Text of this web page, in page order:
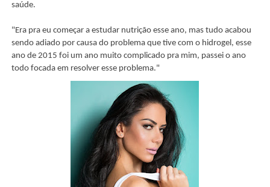
saúde.
"Era pra eu começar a estudar nutrição esse ano, mas tudo acabou
sendo adiado por causa do problema que tive com o hidrogel, esse
ano de 2015 foi um ano muito complicado pra mim, passei o ano
todo focada em resolver esse problema."